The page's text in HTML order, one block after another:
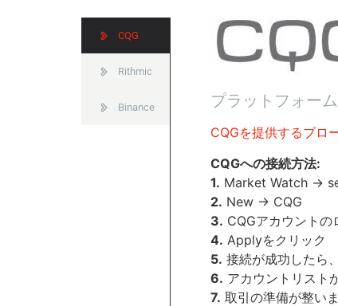
CQG
Rithmic
Binance プラットフォー
CQGを提供するブロ
CQGへの接続方法:
1. Market Watch ->
2. New -> CQG
3. CQGアカウントの
4. Applyをクリック
5. 接続が成功したら
6. アカウントリスト
7. 取引の準備が整い